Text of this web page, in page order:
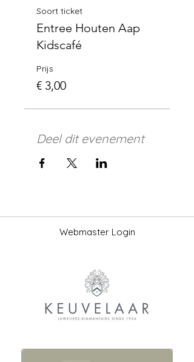
Soort ticket
Entree Houten Aap
Kidscafé
Prijs
€ 3,00
Deel dit evenement
Webmaster Login